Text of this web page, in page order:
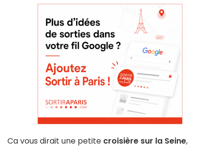
Ca vous dirait une petite croisière sur la Seine,